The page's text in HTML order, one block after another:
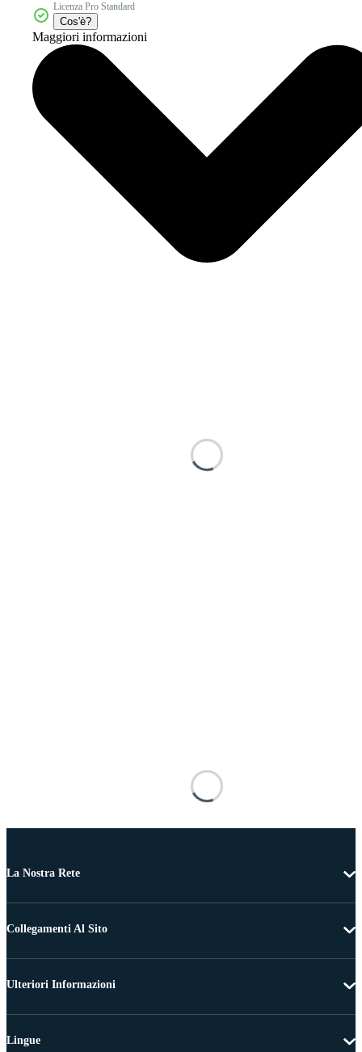
Licenza Pro Standard
Cos'è?
Maggiori informazioni
La Nostra Rete
Collegamenti Al Sito
Ulteriori Informazioni
Lingue